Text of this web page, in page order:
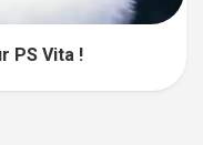
PS Vita !